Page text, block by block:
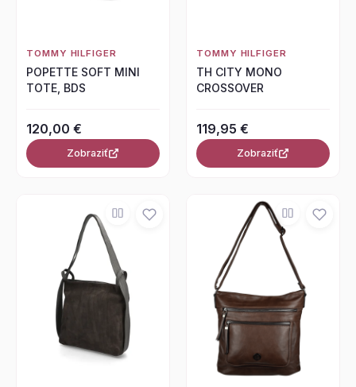
TOMMY HILFIGER
POPETTE SOFT MINI
TOTE, BDS
120,00 €
Zobraziť
TOMMY HILFIGER
TH CITY MONO
CROSSOVER
119,95 €
Zobraziť